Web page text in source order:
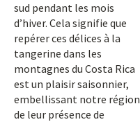
sud pendant les mois
d’hiver. Cela signifie que
repérer ces délices à la
tangerine dans les
montagnes du Costa Rica
est un plaisir saisonnier,
embellissant notre région
de leur présence de